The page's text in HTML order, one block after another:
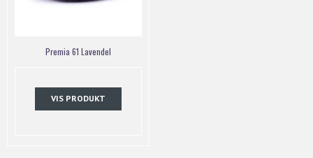
Premia 61 Lavendel
VIS PRODUKT